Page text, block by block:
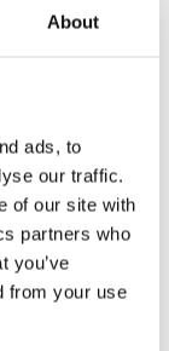
About
ads, to
our traffic.
of our site with
partners who
you’ve
from your use
at vi gir
har om